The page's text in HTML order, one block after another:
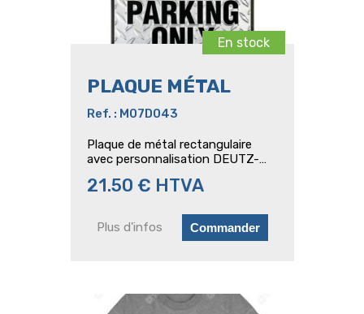
En stock
PLAQUE MÉTAL
Ref. : M07D043
Plaque de métal rectangulaire
avec personnalisation DEUTZ-
arrondis et 4 trous
21.50 € HTVA
Plus d'infos